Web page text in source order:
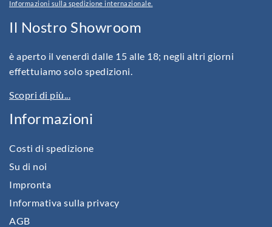
Informazioni sulla spedizione internazionale.
Il Nostro Showroom
è aperto il venerdì dalle 15 alle 18; negli altri giorni
effettuiamo solo spedizioni.
Scopri di più...
Informazioni
Costi di spedizione
Su di noi
Impronta
Informativa sulla privacy
AGB